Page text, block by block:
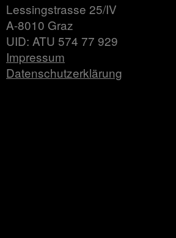
Lessingstrasse 25/IV
A-8010 Graz
UID: ATU 574 77 929
Impressum
Datenschutzerklärung